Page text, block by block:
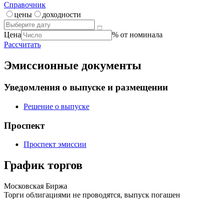
Справочник
цены
доходности
Цена
% от номинала
Рассчитать
Эмиссионные документы
Уведомления о выпуске и размещении
Решение о выпуске
Проспект
Проспект эмиссии
График торгов
Московская Биржа
Торги облигациями не проводятся, выпуск погашен